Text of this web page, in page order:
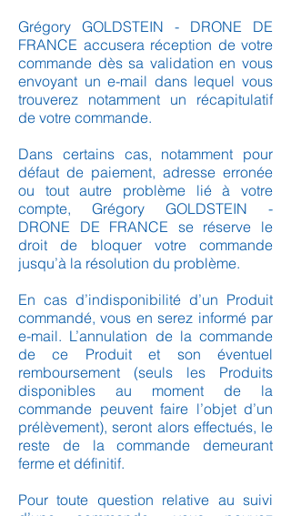
Grégory GOLDSTEIN - DRONE DE
FRANCE accusera réception de votre
commande dès sa validation en vous
envoyant un e-mail dans lequel vous
trouverez notamment un récapitulatif
de votre commande.
Dans certains cas, notamment pour
défaut de paiement, adresse erronée
ou tout autre problème lié à votre
compte, Grégory GOLDSTEIN -
DRONE DE FRANCE se réserve le
droit de bloquer votre commande
jusqu’à la résolution du problème.
En cas d’indisponibilité d’un Produit
commandé, vous en serez informé par
e-mail. L’annulation de la commande
de ce Produit et son éventuel
remboursement (seuls les Produits
disponibles au moment de la
commande peuvent faire l’objet d’un
prélèvement), seront alors effectués, le
reste de la commande demeurant
ferme et définitif.
Pour toute question relative au suivi